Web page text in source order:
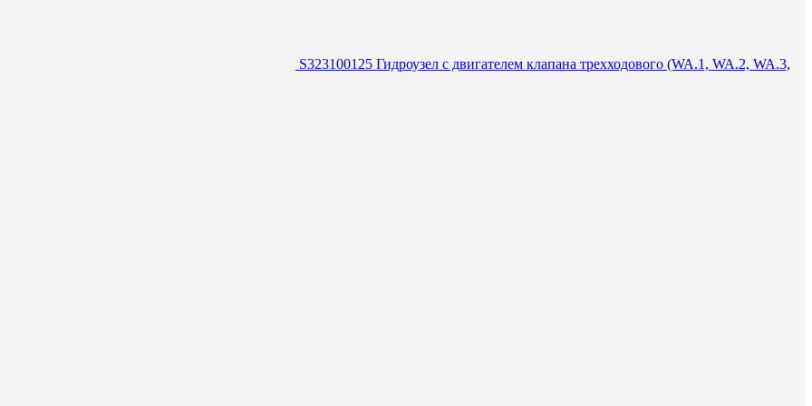
S323100125 Гидроузел с двигателем клапана трехходового (WA.1, WA.2, WA.3,